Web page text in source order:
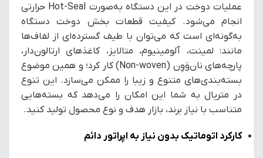
عملیات دوخت در این دستگاه به‌صورت Hot-Seal حرارتی
انجام می‌شود. کیفیت قطعات بخش دوخت دستگاه
به‌گونه‌ای است که می‌توان با طیف گسترده‌ای از لفاف‌ها
مانند: لمینت، آلومینیوم، متالایز، کاغذهای ارتالون‌دار،
پارچه‌های نان‌وَوِن (Non-woven) کار کرد؛ و همین موضوع
بسته‌بندی‌های متنوع و زیبا را ممکن می‌سازد. این تنوع
در متریال به شما این امکان را می‌دهد که بسته‌هایی
متناسب با نیاز برند، بازار هدف و نوع محصول تولید کنید.
کارکرد اتوماتیک بدون نیاز به اپراتور دائم